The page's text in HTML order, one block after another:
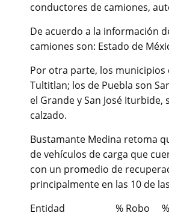
conductores de camiones,
De acuerdo a la información
camiones son: Estado de
Por otra parte, los municipios
Tultitlan; los de Puebla son
el Grande y San José
calzado.
Bustamante Medina retoma
de vehículos de carga que
con un promedio de
principalmente en las 10 de
Entidad % Robo %